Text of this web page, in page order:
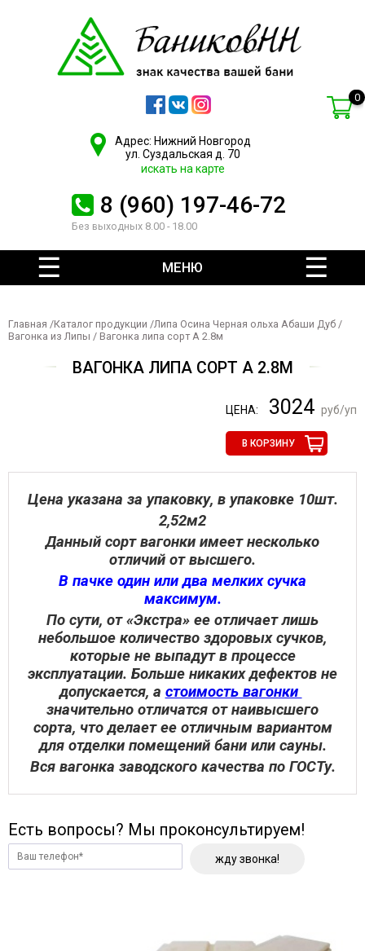
Адрес: Нижний Новгород
ул. Суздальская д. 70
искать на карте
8 (960) 197-46-72
Без выходных 8.00 - 18.00
0
МЕНЮ
Главная /Каталог продукции /Липа Осина Черная ольха Абаши Дуб /
Вагонка из Липы / Вагонка липа сорт А 2.8м
ВАГОНКА ЛИПА СОРТ А 2.8М
ЦЕНА: 3024 руб/уп
В КОРЗИНУ
Цена указана за упаковку, в упаковке 10шт.
2,52м2
Данный сорт вагонки имеет несколько
отличий от высшего.
В пачке один или два мелких сучка
максимум.
По сути, от «Экстра» ее отличает лишь
небольшое количество здоровых сучков,
которые не выпадут в процессе
эксплуатации. Больше никаких дефектов не
допускается, а стоимость вагонки
значительно отличатся от наивысшего
сорта, что делает ее отличным вариантом
для отделки помещений бани или сауны.
Вся вагонка заводского качества по ГОСТу.
Есть вопросы? Мы проконсультируем!
жду звонка!